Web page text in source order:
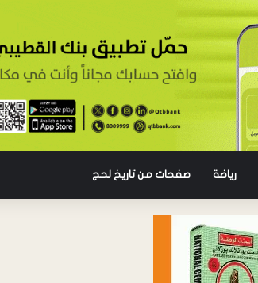
رياضة صفحات من تاريخ لحج